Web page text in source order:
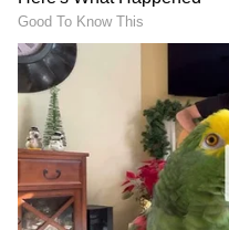
ಹೀಗಿತ್ತು ನೋಡಿ ಆ ಕ್ಷಣ
ಇಂದು ಐಪಿಎಲ್ ಪ್ಲೇ-ಆಫ್‌ ರೇಸ್‌